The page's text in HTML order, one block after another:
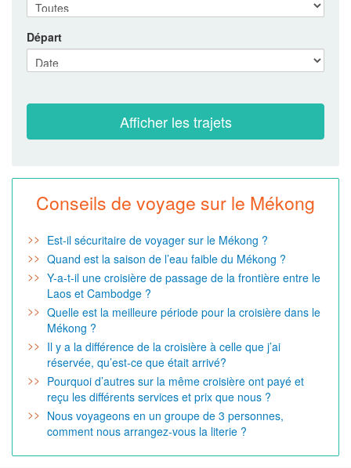
Départ
Conseils de voyage sur le Mékong
Est-il sécuritaire de voyager sur le Mékong ?
Quand est la saison de l’eau faible du Mékong ?
Y-a-t-il une croisière de passage de la frontière entre le
Laos et Cambodge ?
Quelle est la meilleure période pour la croisière dans le
Mékong ?
Il y a la différence de la croisière à celle que j’ai
réservée, qu’est-ce que était arrivé?
Pourquoi d’autres sur la même croisière ont payé et
reçu les différents services et prix que nous ?
Nous voyageons en un groupe de 3 personnes,
comment nous arrangez-vous la literie ?